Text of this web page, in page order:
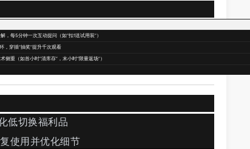
，每5分钟一次互动提问（如“扣1送试用装”）
，穿插“抽奖”提升千次观看
侧重（如首小时“清库存”，末小时“限量返场”）
低切换福利品
使用并优化细节